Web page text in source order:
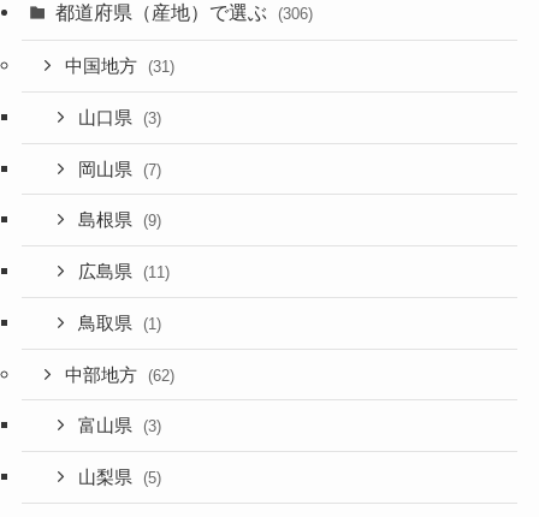
都道府県（産地）で選ぶ (306)
中国地方 (31)
山口県 (3)
岡山県 (7)
島根県 (9)
広島県 (11)
鳥取県 (1)
中部地方 (62)
富山県 (3)
山梨県 (5)